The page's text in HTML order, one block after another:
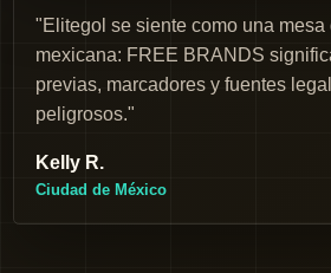
"Elitegol se siente como una mesa
mexicana: FREE BRANDS
previas, marcadores y fuentes
peligrosos."
Kelly R.
Ciudad de México